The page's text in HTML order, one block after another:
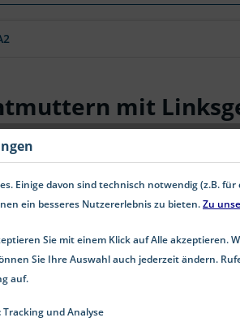
mit
Einige davon sind technisch notwendig (z.B.
ein besseres Nutzererlebnis zu bieten.Zu
Sie mit einem Klick auf Alle
Sie Ihre Auswahl auch jederzeit ändern.
auf.
Tracking und Analyse